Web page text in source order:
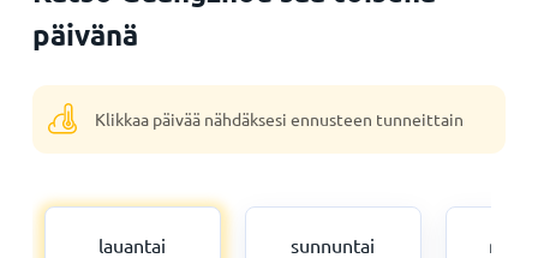
päivänä
Klikkaa päivää nähdäksesi ennusteen tunneittain
lauantai sunnuntai